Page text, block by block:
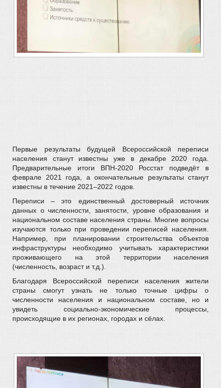
Первые результаты будущей Всероссийской переписи
населения станут известны уже в декабре 2020 года.
Предварительные итоги ВПН-2020 Росстат подведёт в
феврале 2021 года, а окончательные результаты станут
известны в течение 2021–2022 годов.
Переписи – это единственный достоверный источник
данных о численности, занятости, уровне образования и
национальном составе населения страны. Многие вопросы
изучаются только при проведении переписей населения.
Например, при планировании строительства объектов
инфраструктуры необходимо учитывать характеристики
проживающего на этой территории населения
(численность, возраст и т.д.).
Благодаря Всероссийской переписи населения жители
страны смогут узнать не только точные цифры о
численности населения и национальном составе, но и
увидеть социально-экономические процессы,
происходящие в их регионах, городах и сёлах.